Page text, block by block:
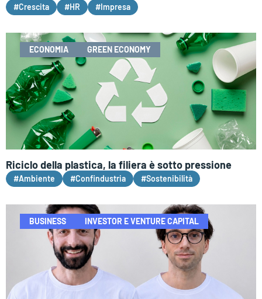
#Crescita #HR #Impresa
ECONOMIA GREEN ECONOMY
Riciclo della plastica, la filiera è sotto pressione
#Ambiente #Confindustria #Sostenibilità
BUSINESS INVESTOR E VENTURE CAPITAL